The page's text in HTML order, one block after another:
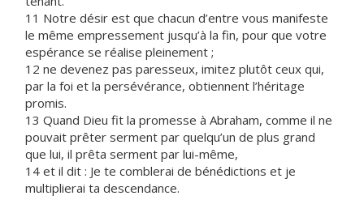
11 Notre désir est que chacun d’entre vous manifeste
le même empressement jusqu’à la fin, pour que votre
espérance se réalise pleinement ;
12 ne devenez pas paresseux, imitez plutôt ceux qui,
par la foi et la persévérance, obtiennent l’héritage
promis.
13 Quand Dieu fit la promesse à Abraham, comme il ne
pouvait prêter serment par quelqu’un de plus grand
que lui, il prêta serment par lui-même,
14 et il dit : Je te comblerai de bénédictions et je
multiplierai ta descendance.